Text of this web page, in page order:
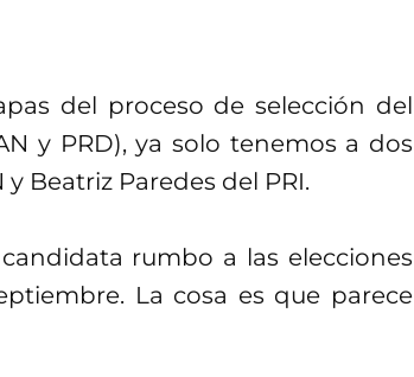
del proceso de selección del
y PRD), ya solo tenemos a dos
Beatriz Paredes del PRI.
rumbo a las elecciones
La cosa es que parece